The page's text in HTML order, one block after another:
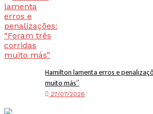
Hamilton lamenta erros e
muito más”
27/07/2026